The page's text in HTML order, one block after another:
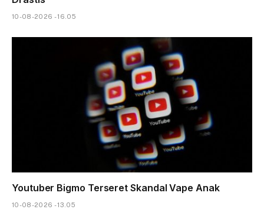
10-08-2026 - 16.05
Youtuber Bigmo Terseret Skandal Vape Anak
10-08-2026 - 13.05